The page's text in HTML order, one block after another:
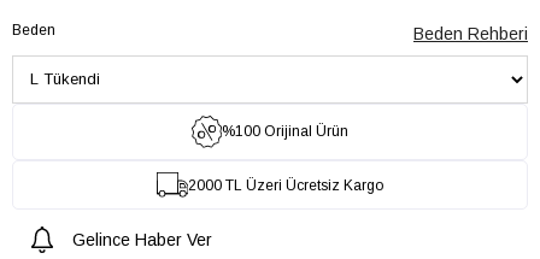
Beden Beden Rehberi
%100 Orijinal Ürün
2000 TL Üzeri Ücretsiz Kargo
Gelince Haber Ver